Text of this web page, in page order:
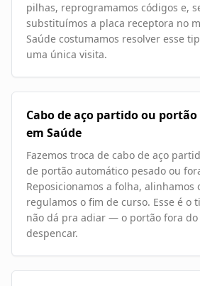
pilhas, reprogramamos códigos e,
substituímos a placa receptora no
Saúde costumamos resolver esse
uma única visita.
Cabo de aço partido ou
em Saúde
Fazemos troca de cabo de aço
de portão automático pesado ou
Reposicionamos a folha, alinhamos
regulamos o fim de curso. Esse é o
não dá pra adiar — o portão fora
despencar.